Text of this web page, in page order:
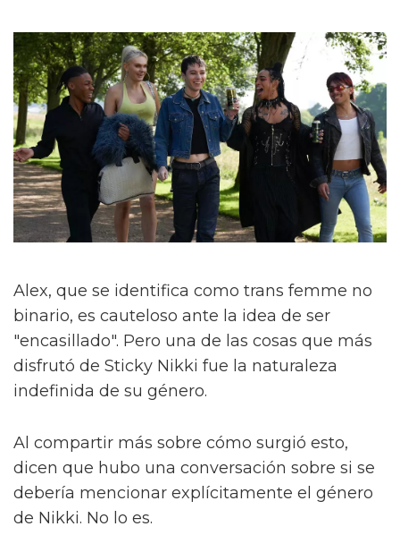
Alex, que se identifica como trans femme no
binario, es cauteloso ante la idea de ser
"encasillado". Pero una de las cosas que más
disfrutó de Sticky Nikki fue la naturaleza
indefinida de su género.
Al compartir más sobre cómo surgió esto,
dicen que hubo una conversación sobre si se
debería mencionar explícitamente el género
de Nikki. No lo es.